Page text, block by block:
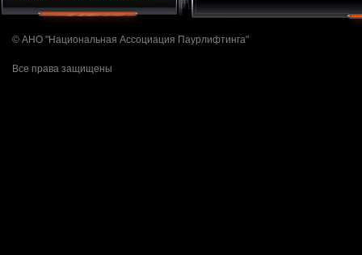
© АНО "Национальная Ассоциация Паурлифтинга"
Все права защищены